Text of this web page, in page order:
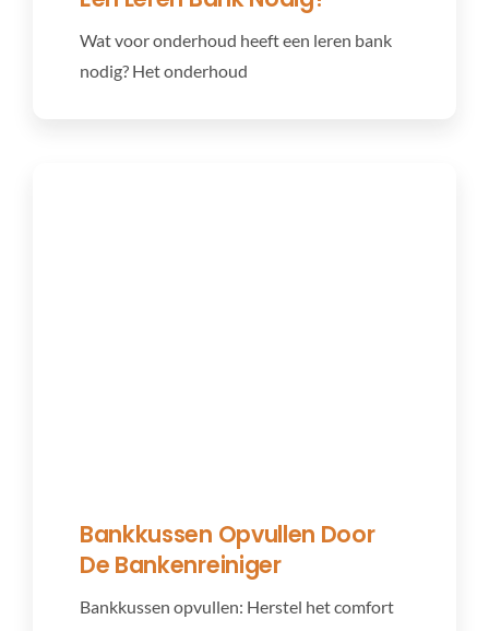
Wat voor onderhoud heeft een leren bank
nodig? Het onderhoud
Bankkussen Opvullen Door
De Bankenreiniger
Bankkussen opvullen: Herstel het comfort